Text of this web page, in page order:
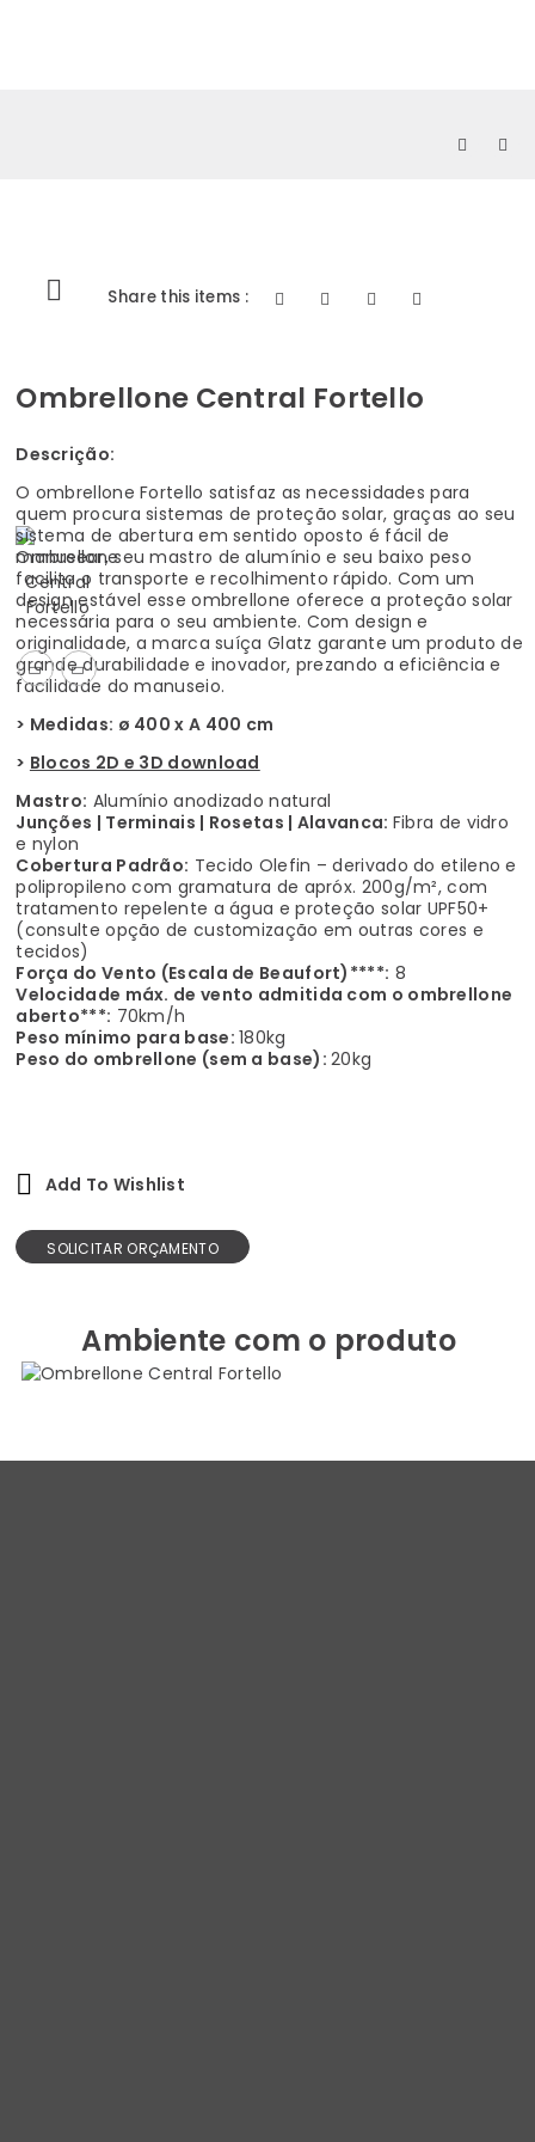
Share this items :
Ombrellone Central Fortello
Descrição:
O ombrellone Fortello satisfaz as necessidades para
quem procura sistemas de proteção solar, graças ao seu
sistema de abertura em sentido oposto é fácil de
manusear, seu mastro de alumínio e seu baixo peso
facilita o transporte e recolhimento rápido. Com um
design estável esse ombrellone oferece a proteção solar
necessária para o seu ambiente. Com design e
originalidade, a marca suíça Glatz garante um produto de
grande durabilidade e inovador, prezando a eficiência e
facilidade do manuseio.
> Medidas: ø 400 x A 400 cm
> Blocos 2D e 3D download
Mastro: Alumínio anodizado natural
Junções | Terminais | Rosetas | Alavanca: Fibra de vidro
e nylon
Cobertura Padrão: Tecido Olefin – derivado do etileno e
polipropileno com gramatura de apróx. 200g/m², com
tratamento repelente a água e proteção solar UPF50+
(consulte opção de customização em outras cores e
tecidos)
Força do Vento (Escala de Beaufort)****: 8
Velocidade máx. de vento admitida com o ombrellone
aberto***: 70km/h
Peso mínimo para base:180kg
Peso do ombrellone (sem a base):20kg
Add To Wishlist
SOLICITAR ORÇAMENTO
Ambiente com o produto